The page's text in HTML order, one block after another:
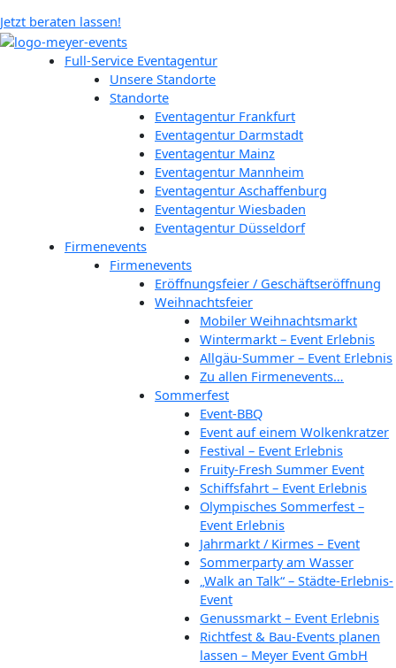
Jetzt beraten lassen!
Full-Service Eventagentur
Unsere Standorte
Standorte
Eventagentur Frankfurt
Eventagentur Darmstadt
Eventagentur Mainz
Eventagentur Mannheim
Eventagentur Aschaffenburg
Eventagentur Wiesbaden
Eventagentur Düsseldorf
Firmenevents
Firmenevents
Eröffnungsfeier / Geschäftseröffnung
Weihnachtsfeier
Mobiler Weihnachtsmarkt
Wintermarkt – Event Erlebnis
Allgäu-Summer – Event Erlebnis
Zu allen Firmenevents…
Sommerfest
Event-BBQ
Event auf einem Wolkenkratzer
Festival – Event Erlebnis
Fruity-Fresh Summer Event
Schiffsfahrt – Event Erlebnis
Olympisches Sommerfest –
Event Erlebnis
Jahrmarkt / Kirmes – Event
Sommerparty am Wasser
„Walk an Talk“ – Städte-Erlebnis-
Event
Genussmarkt – Event Erlebnis
Richtfest & Bau-Events planen
lassen – Meyer Event GmbH